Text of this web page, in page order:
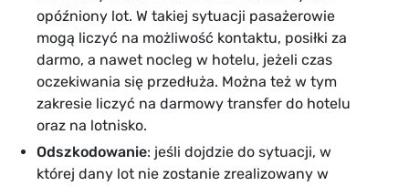
opóźniony lot. W takiej sytuacji pasażerowie
mogą liczyć na możliwość kontaktu, posiłki za
darmo, a nawet nocleg w hotelu, jeżeli czas
oczekiwania się przedłuża. Można też w tym
zakresie liczyć na darmowy transfer do hotelu
oraz na lotnisko.
Odszkodowanie: jeśli dojdzie do sytuacji, w
której dany lot nie zostanie zrealizowany w